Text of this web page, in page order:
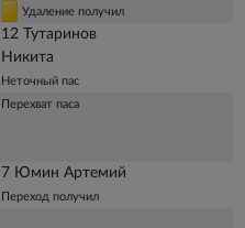
Удаление получил
12 Тутаринов
Никита
Неточный пас
Перехват паса
7 Юмин Артемий
Переход получил